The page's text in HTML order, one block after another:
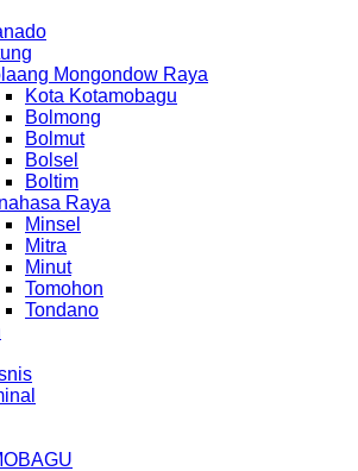
Mongondow Raya
Kota Kotamobagu
Bolmong
Bolmut
Bolsel
Boltim
Raya
Minsel
Mitra
Minut
Tomohon
Tondano